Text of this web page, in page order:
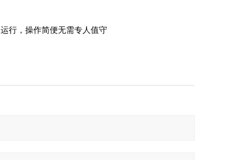
行，操作简便无需专人值守